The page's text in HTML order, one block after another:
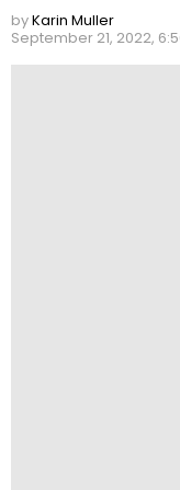
byKarin Muller
September 21, 2022,